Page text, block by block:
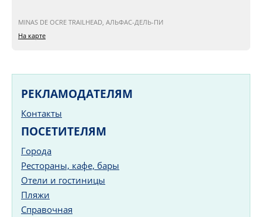
MINAS DE OCRE TRAILHEAD, АЛЬФАС-ДЕЛЬ-ПИ
На карте
РЕКЛАМОДАТЕЛЯМ
Контакты
ПОСЕТИТЕЛЯМ
Города
Рестораны, кафе, бары
Отели и гостиницы
Пляжи
Справочная